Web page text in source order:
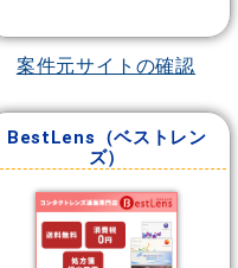
案件元サイトの確認
BestLens（ベストレン
ズ）